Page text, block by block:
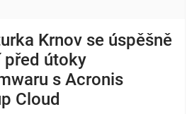
Krnov se úspěšně
před útoky
s Acronis
Cloud